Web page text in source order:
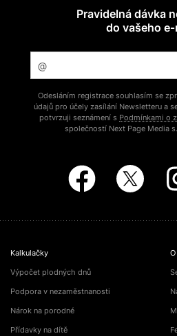
Pravidelná dávka
do vašeho
Odesláním registrace souhlasím se
údajů pro účely zasílání Newsletteru a
potvrzuji seznámení s Podmínkami o
společností Next Page Media
Kalkulačky
Výpočet plodných dnů
Podpora v nezaměstnanosti
Nárok na porodné
Přídavky na dítě